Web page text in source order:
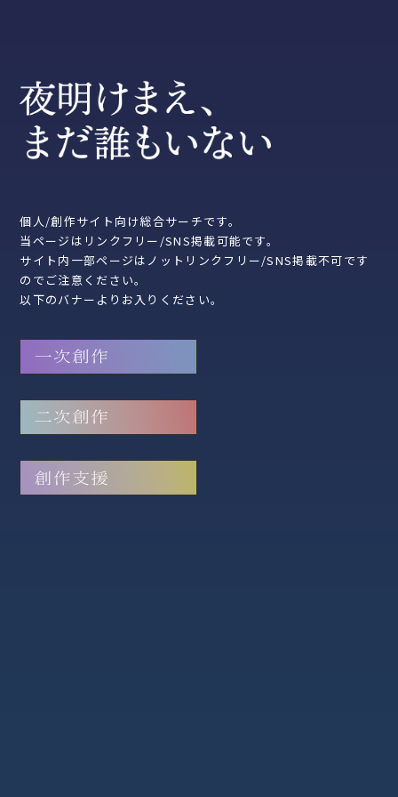
個人/創作サイト向け総合サーチです。
当ページはリンクフリー/SNS掲載可能です。
サイト内一部ページはノットリンクフリー/SNS掲載不可です
のでご注意ください。
以下のバナーよりお入りください。